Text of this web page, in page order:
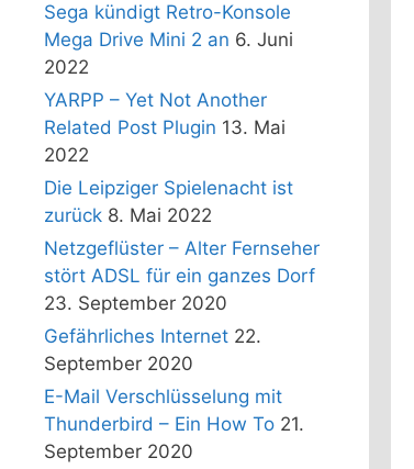
Sega kündigt Retro-Konsole
Mega Drive Mini 2 an 6. Juni
2022
YARPP – Yet Not Another
Related Post Plugin 13. Mai
2022
Die Leipziger Spielenacht ist
zurück 8. Mai 2022
Netzgeflüster – Alter Fernseher
stört ADSL für ein ganzes Dorf
23. September 2020
Gefährliches Internet 22.
September 2020
E-Mail Verschlüsselung mit
Thunderbird – Ein How To 21.
September 2020